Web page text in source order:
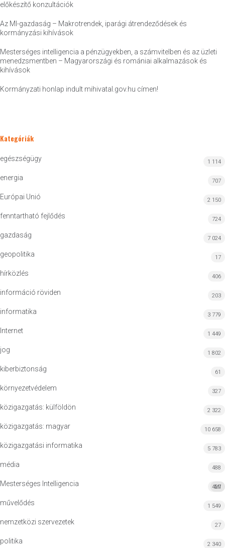
előkészítő konzultációk
Az MI-gazdaság – Makrotrendek, iparági átrendeződések és
kormányzási kihívások
Mesterséges intelligencia a pénzügyekben, a számvitelben és az üzleti
menedzsmentben – Magyarországi és romániai alkalmazások és
kihívások
Kormányzati honlap indult mihivatal.gov.hu címen!
Kategóriák
egészségügy 1 114
energia 707
Európai Unió 2 150
fenntartható fejlődés 724
gazdaság 7 024
geopolitika 17
hírközlés 406
információ röviden 203
informatika 3 779
Internet 1 449
jog 1 802
kiberbiztonság 61
környezetvédelem 327
közigazgatás: külföldön 2 322
közigazgatás: magyar 10 658
közigazgatási informatika 5 783
média 488
Mesterséges Intelligencia MI
427
művelődés 1 549
nemzetközi szervezetek 27
politika 2 340